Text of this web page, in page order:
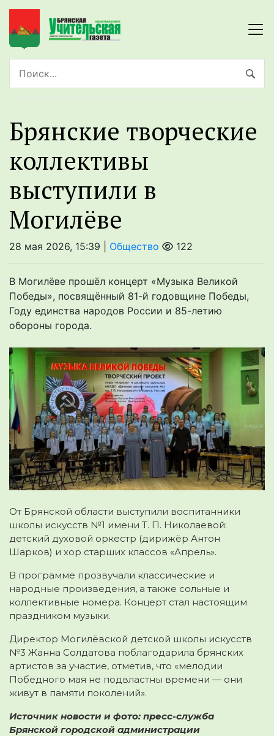
Брянские творческие
коллективы
выступили в
Могилёве
28 мая 2026, 15:39 | Общество 122
В Могилёве прошёл концерт «Музыка Великой
Победы», посвящённый 81-й годовщине Победы,
Году единства народов России и 85-летию
обороны города.
От Брянской области выступили воспитанники
школы искусств №1 имени Т. П. Николаевой:
детский духовой оркестр (дирижёр Антон
Шарков) и хор старших классов «Апрель».
В программе прозвучали классические и
народные произведения, а также сольные и
коллективные номера. Концерт стал настоящим
праздником музыки.
Директор Могилёвской детской школы искусств
№3 Жанна Солдатова поблагодарила брянских
артистов за участие, отметив, что «мелодии
Победного мая не подвластны времени — они
живут в памяти поколений».
Источник новости и фото: пресс-служба
Брянской городской администрации